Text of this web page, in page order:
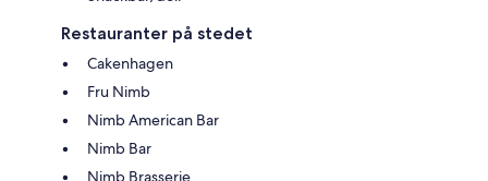
Restauranter på stedet
Cakenhagen
Fru Nimb
Nimb American Bar
Nimb Bar
Nimb Brasserie